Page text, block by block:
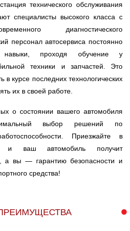
технического обслуживания
специалисты высокого класса с
диагностического
персонал автосервиса постоянно
навыки, проходя обучение у
техники и запчастей. Это
в курсе последних технологических
их в своей работе.
о состоянии вашего автомобиля
выбор решений по
Приезжайте в
ваш автомобиль получит
а вы — гарантию безопасности и
средства!